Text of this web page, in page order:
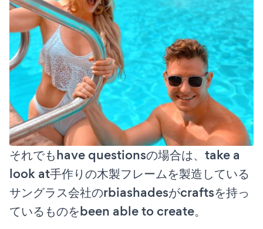
それでもhave questionsの場合は、take a
look at手作りの木製フレームを製造している
サングラス会社のrbiashadesがcraftsを持っ
ているものをbeen able to create。